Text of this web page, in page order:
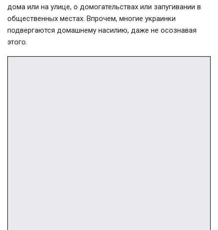
дома или на улице, о домогательствах или запугивании в
общественных местах. Впрочем, многие украинки
подвергаются домашнему насилию, даже не осознавая
этого.